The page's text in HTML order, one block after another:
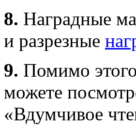
8. Наградные
и разрезные
9. Помимо
можете
«Вдумчивое